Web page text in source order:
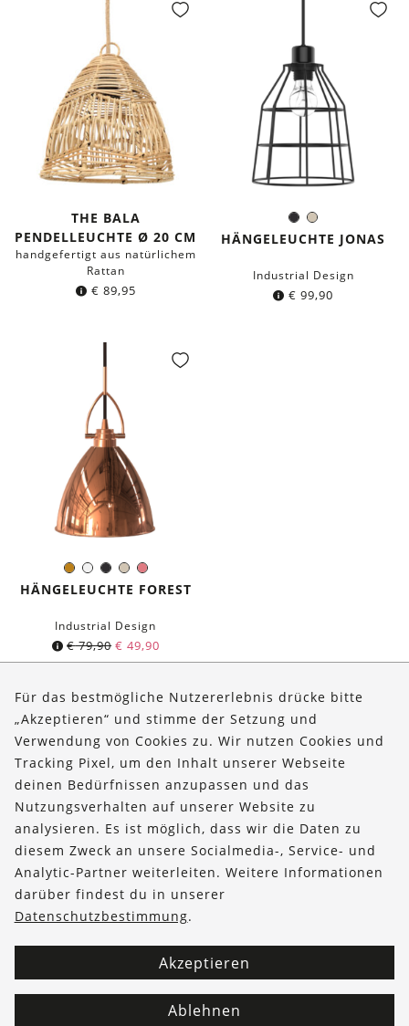
THE BALA
PENDELLEUCHTE Ø 20 CM
handgefertigt aus natürlichem
Rattan
€ 89,95
Schwarz
Taupe
Farbe:
HÄNGELEUCHTE JONAS
Industrial Design
€ 99,90
Kupfer
SilberSchwarz
TaupeKoralle
Farbe:
HÄNGELEUCHTE FOREST
Industrial Design
€79,90 € 49,90
Über uns
Bestellungen
Kontakt & Hilfe
FOLLOW US
Für das bestmögliche Nutzererlebnis drücke bitte
„Akzeptieren“ und stimme der Setzung und
Verwendung von Cookies zu. Wir nutzen Cookies und
Tracking Pixel, um den Inhalt unserer Webseite
deinen Bedürfnissen anzupassen und das
Nutzungsverhalten auf unserer Website zu
analysieren. Es ist möglich, dass wir die Daten zu
diesem Zweck an unsere Socialmedia-, Service- und
Analytic-Partner weiterleiten. Weitere Informationen
darüber findest du in unserer
Datenschutzbestimmung.
Akzeptieren
Ablehnen